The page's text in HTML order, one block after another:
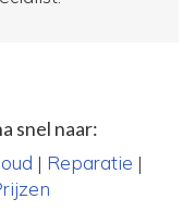
snel naar:
| Reparatie |